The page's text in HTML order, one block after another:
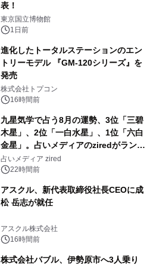
表！
東京国立博物館
1日前
進化したトータルステーションのエン
トリーモデル 『GM-120シリーズ』を
発売
株式会社トプコン
16時間前
九星気学で占う8月の運勢、3位「三碧
木星」、2位「一白水星」、1位「六白
金星」。占いメディアのziredがランキ
ングを発表
占いメディア zired
22時間前
アスクル、新代表取締役社長CEOに成
松 岳志が就任
アスクル株式会社
16時間前
株式会社バブル、伊勢原市へ3人乗り